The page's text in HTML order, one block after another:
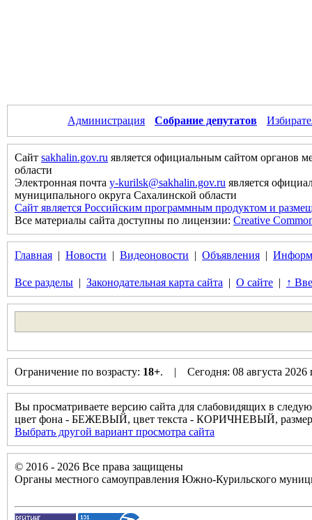
Администрация Собрание депутатов
Сайт sakhalin.gov.ru является официальным сайтом органов
области
Электронная почта y-kurilsk@sakhalin.gov.ru является
муниципального округа Сахалинской области
Сайт является Российским программным продуктом и
Все материалы сайта доступны по лицензии: Creative
Главная | Новости | Видеоновости | Объявления |
Все разделы | Законодательная карта сайта | О сайте | ↑
Ограничение по возрасту: 18+. | Сегодня: 08 августа
Вы просматриваете версию сайта для слабовидящих в
цвет фона - БЕЖЕВЫЙ, цвет текста - КОРИЧНЕВЫЙ,
Выбрать другой вариант просмотра сайта
© 2016 - 2026 Все права защищены
Органы местного самоуправления Южно-Курильского